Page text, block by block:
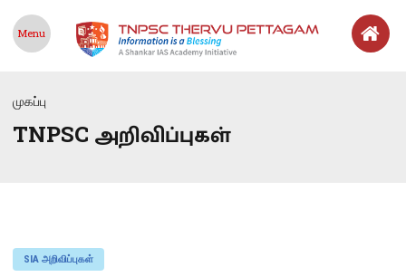
Menu
முகப்பு
TNPSC அறிவிப்புகள்
SIA அறிவிப்புகள்